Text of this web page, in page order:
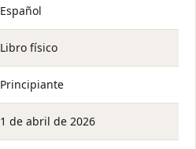
Español
Libro físico
Principiante
1 de abril de 2026